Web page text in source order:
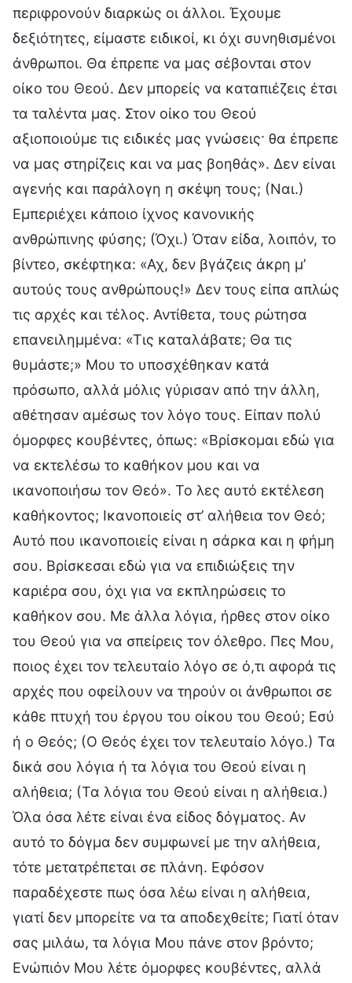
περιφρονούν διαρκώς οι άλλοι. Έχουμε
δεξιότητες, είμαστε ειδικοί, κι όχι συνηθισμένοι
άνθρωποι. Θα έπρεπε να μας σέβονται στον
οίκο του Θεού. Δεν μπορείς να καταπιέζεις έτσι
τα ταλέντα μας. Στον οίκο του Θεού
αξιοποιούμε τις ειδικές μας γνώσεις· θα έπρεπε
να μας στηρίζεις και να μας βοηθάς». Δεν είναι
αγενής και παράλογη η σκέψη τους; (Ναι.)
Εμπεριέχει κάποιο ίχνος κανονικής
ανθρώπινης φύσης; (Όχι.) Όταν είδα, λοιπόν, το
βίντεο, σκέφτηκα: «Αχ, δεν βγάζεις άκρη μ’
αυτούς τους ανθρώπους!» Δεν τους είπα απλώς
τις αρχές και τέλος. Αντίθετα, τους ρώτησα
επανειλημμένα: «Τις καταλάβατε; Θα τις
θυμάστε;» Μου το υποσχέθηκαν κατά
πρόσωπο, αλλά μόλις γύρισαν από την άλλη,
αθέτησαν αμέσως τον λόγο τους. Είπαν πολύ
όμορφες κουβέντες, όπως: «Βρίσκομαι εδώ για
να εκτελέσω το καθήκον μου και να
ικανοποιήσω τον Θεό». Το λες αυτό εκτέλεση
καθήκοντος; Ικανοποιείς στ’ αλήθεια τον Θεό;
Αυτό που ικανοποιείς είναι η σάρκα και η φήμη
σου. Βρίσκεσαι εδώ για να επιδιώξεις την
καριέρα σου, όχι για να εκπληρώσεις το
καθήκον σου. Με άλλα λόγια, ήρθες στον οίκο
του Θεού για να σπείρεις τον όλεθρο. Πες Μου,
ποιος έχει τον τελευταίο λόγο σε ό,τι αφορά τις
αρχές που οφείλουν να τηρούν οι άνθρωποι σε
κάθε πτυχή του έργου του οίκου του Θεού; Εσύ
ή ο Θεός; (Ο Θεός έχει τον τελευταίο λόγο.) Τα
δικά σου λόγια ή τα λόγια του Θεού είναι η
αλήθεια; (Τα λόγια του Θεού είναι η αλήθεια.)
Όλα όσα λέτε είναι ένα είδος δόγματος. Αν
αυτό το δόγμα δεν συμφωνεί με την αλήθεια,
τότε μετατρέπεται σε πλάνη. Εφόσον
παραδέχεστε πως όσα λέω είναι η αλήθεια,
γιατί δεν μπορείτε να τα αποδεχθείτε; Γιατί όταν
σας μιλάω, τα λόγια Μου πάνε στον βρόντο;
Ενώπιόν Μου λέτε όμορφες κουβέντες, αλλά